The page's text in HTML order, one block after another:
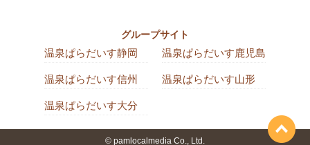
グループサイト
温泉ぱらだいす静岡 温泉ぱらだいす鹿児島
温泉ぱらだいす信州 温泉ぱらだいす山形
温泉ぱらだいす大分
© pamlocalmedia Co., Ltd.